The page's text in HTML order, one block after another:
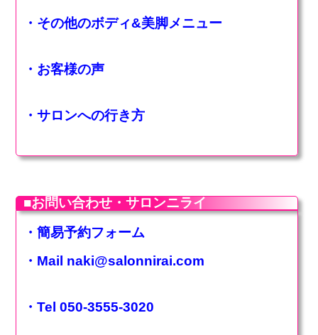
・その他のボディ&美脚メニュー
・お客様の声
・サロンへの行き方
■お問い合わせ・サロンニライ
・簡易予約フォーム
・Mail naki@salonnirai.com
・Tel 050-3555-3020